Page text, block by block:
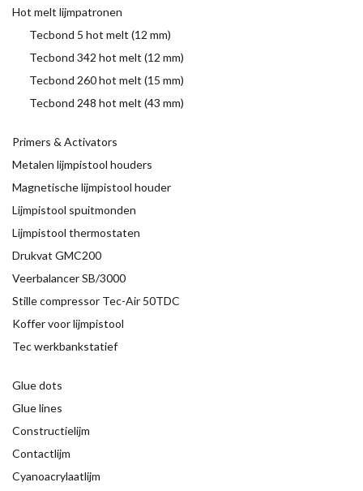
Hot melt lijmpatronen
Tecbond 5 hot melt (12 mm)
Tecbond 342 hot melt (12 mm)
Tecbond 260 hot melt (15 mm)
Tecbond 248 hot melt (43 mm)
Primers & Activators
Metalen lijmpistool houders
Magnetische lijmpistool houder
Lijmpistool spuitmonden
Lijmpistool thermostaten
Drukvat GMC200
Veerbalancer SB/3000
Stille compressor Tec-Air 50TDC
Koffer voor lijmpistool
Tec werkbankstatief
Glue dots
Glue lines
Constructielijm
Contactlijm
Cyanoacrylaatlijm